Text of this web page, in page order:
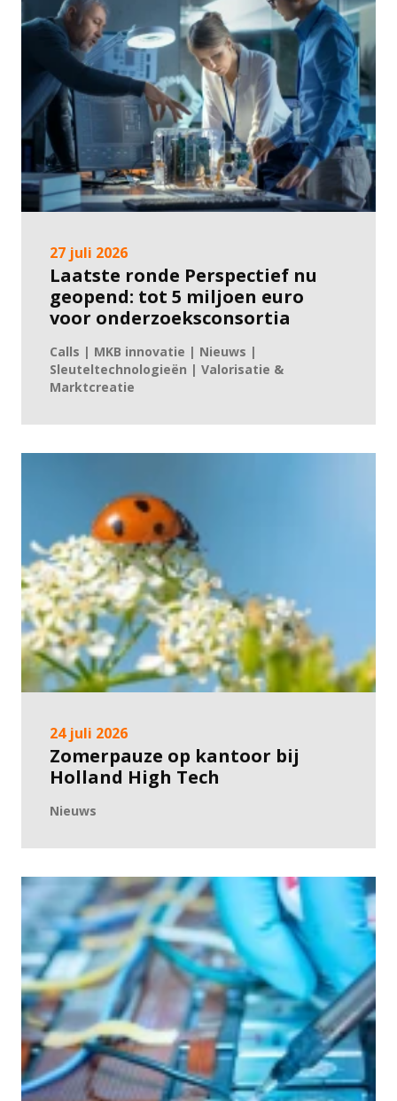
27 juli 2026
Laatste ronde Perspectief nu
geopend: tot 5 miljoen euro
voor onderzoeksconsortia
Calls | MKB innovatie | Nieuws |
Sleuteltechnologieën | Valorisatie &
Marktcreatie
24 juli 2026
Zomerpauze op kantoor bij
Holland High Tech
Nieuws